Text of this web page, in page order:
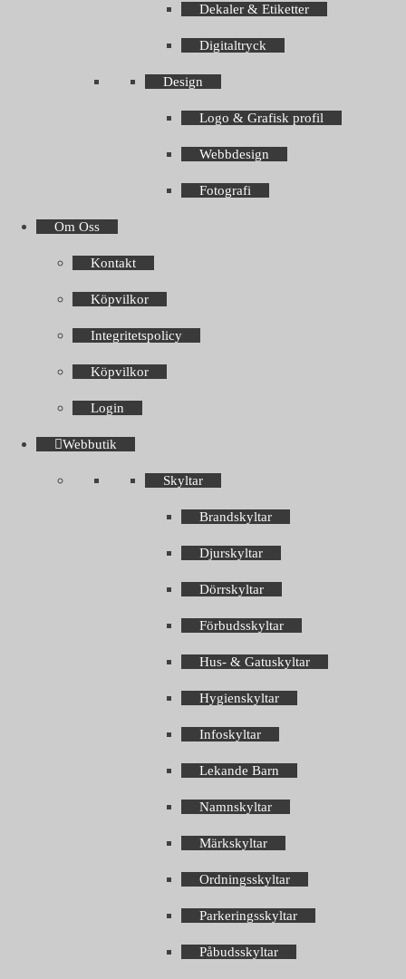
Dekaler & Etiketter
Digitaltryck
Design
Logo & Grafisk profil
Webbdesign
Fotografi
Om Oss
Kontakt
Köpvilkor
Integritetspolicy
Köpvilkor
Login
Webbutik
Skyltar
Brandskyltar
Djurskyltar
Dörrskyltar
Förbudsskyltar
Hus- & Gatuskyltar
Hygienskyltar
Infoskyltar
Lekande Barn
Namnskyltar
Märkskyltar
Ordningsskyltar
Parkeringsskyltar
Påbudsskyltar